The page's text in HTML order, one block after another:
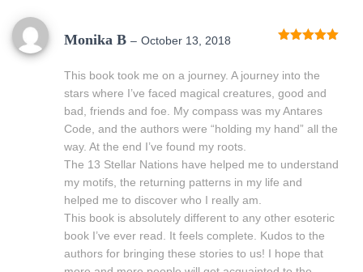
Monika B – October 13, 2018
This book took me on a journey. A journey into the
stars where I’ve faced magical creatures, good and
bad, friends and foe. My compass was my Antares
Code, and the authors were “holding my hand” all the
way. At the end I’ve found my roots.
The 13 Stellar Nations have helped me to understand
my motifs, the returning patterns in my life and
helped me to discover who I really am.
This book is absolutely different to any other esoteric
book I’ve ever read. It feels complete. Kudos to the
authors for bringing these stories to us! I hope that